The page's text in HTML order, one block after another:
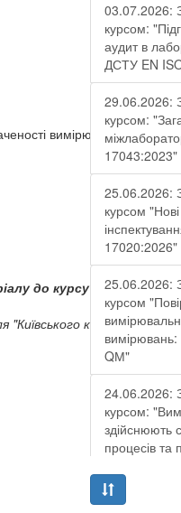
вимірювань;
до курсу та
03.07.2026:
курсом:
аудит в
ДСТУ EN
29.06.2026:
курсом:
17043:2023"
25.06.2026:
курсом
17020:2026"
25.06.2026:
курсом
QМ"
24.06.2026:
курсом:
здійснюють
процесів та
19.06.2026: